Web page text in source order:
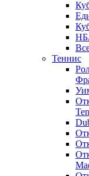
Теннис